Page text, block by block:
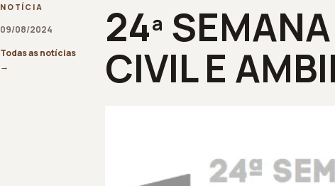
NOTÍCIA
09/08/2024
Todas as notícias
→
24ª
CIVIL E